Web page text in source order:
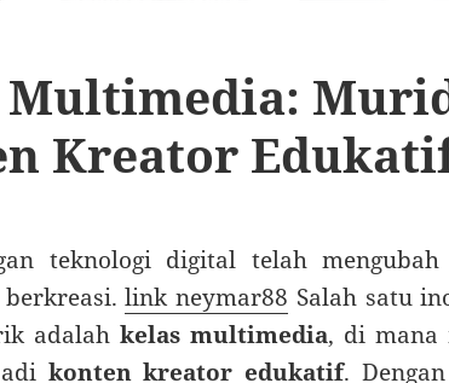
Multimedia:
Kreator
teknologi digital telah
berkreasi.link neymar88 Salah satu
adalahkelas multimedia, di mana
konten kreator edukatif.